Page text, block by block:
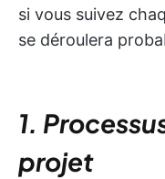
si vous suivez
se déroulera
1.
projet